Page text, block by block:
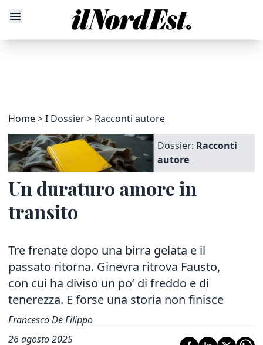
Home I Dossier Racconti autore
Dossier: Racconti
autore
Un duraturo amore in
transito
Tre frenate dopo una birra gelata e il
passato ritorna. Ginevra ritrova Fausto,
con cui ha diviso un po’ di freddo e di
tenerezza. E forse una storia non finisce
Francesco De Filippo
26 agosto 2025